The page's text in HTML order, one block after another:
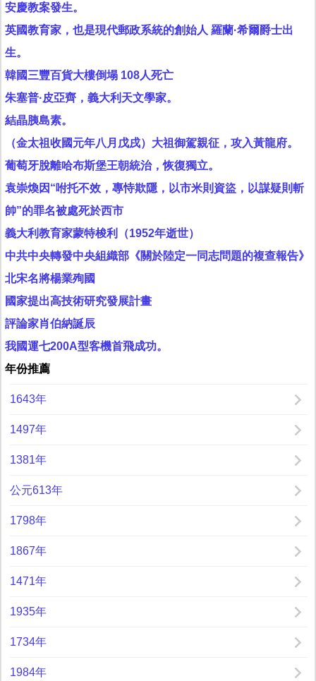
安慶教案發生。
英國教育家，也是現代郵政系統的創始人 羅蘭·希爾爵士出
生。
韓國三豐百貨大樓倒塌 108人死亡
朱塞普·皮亞齊，義大利天文學家。
結晶胰島素。
（金太祖收國元年八月戊戌）大祖御駕親征，攻入黃龍府。
葡萄牙脫離哈布斯堡王朝統治，恢復獨立。
袁崇煥因“咐托不效，專恃欺隱，以市米則資盜，以謀疑則斬
帥”的罪名被處死於西市
義大利教育家蒙特梭利（1952年逝世）
中共中央轉發中央組織部《關於陸定一同志問題的複查報告》
北宋名將楊業殉國
國家提出高技術研究發展計畫
評論家肖伯納誕辰
我國運七200A型客機首飛成功。
年份推薦
1643年
1497年
1381年
公元613年
1798年
1867年
1471年
1935年
1734年
1984年